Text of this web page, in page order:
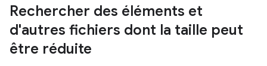
Rechercher des éléments et
d'autres fichiers dont la taille peut
être réduite